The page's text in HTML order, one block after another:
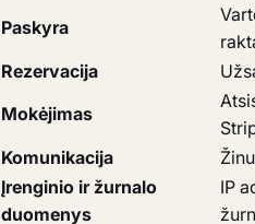
Paskyra
Rezervacija
Mokėjimas
Komunikacija
Įrenginio ir žurnalo
duomenys
IP